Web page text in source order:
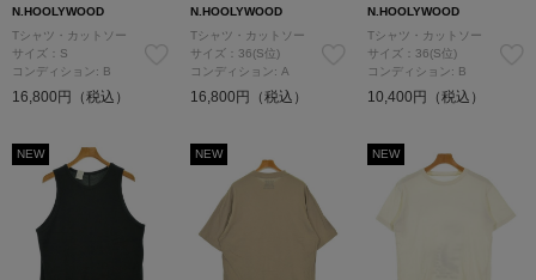
N.HOOLYWOOD
Tシャツ・カットソー
サイズ：S
コンディション: B
16,800円（税込）
N.HOOLYWOOD
Tシャツ・カットソー
サイズ：36(S位)
コンディション: A
16,800円（税込）
N.HOOLYWOOD
Tシャツ・カットソー
サイズ：36(S位)
コンディション: B
10,400円（税込）
NEW NEW NEW